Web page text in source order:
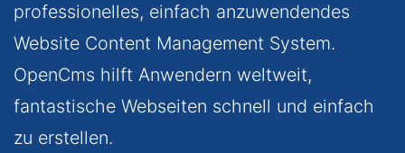
professionelles, einfach anzuwendendes
Website Content Management System.
OpenCms hilft Anwendern weltweit,
fantastische Webseiten schnell und einfach
zu erstellen.